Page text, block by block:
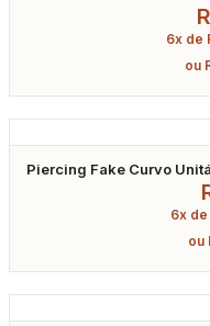
6x de
ou
Piercing Fake Curvo
6x de
ou